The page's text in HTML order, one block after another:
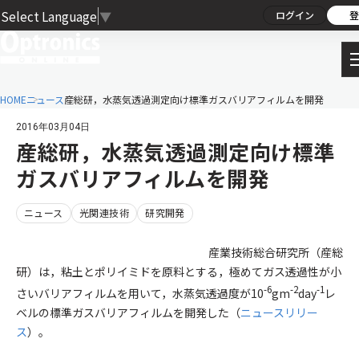
Select Language ▼ ログイン
HOMEニュース産総研，水蒸気透過測定向け標準ガスバリアフィルムを開発
2016年03月04日
産総研，水蒸気透過測定向け標準
ガスバリアフィルムを開発
ニュース 光関連技術 研究開発
産業技術総合研究所（産総
研）は，粘土とポリイミドを原料とする，極めてガス透過性が小
さいバリアフィルムを用いて，水蒸気透過度が10-6gm-2day-1 レ
ベルの標準ガスバリアフィルムを開発した（ニュースリリー
ス）。